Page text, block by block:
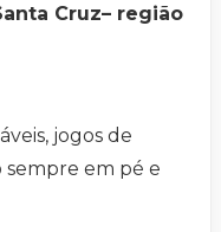
Cruz– região
jogos de
sempre em pé e